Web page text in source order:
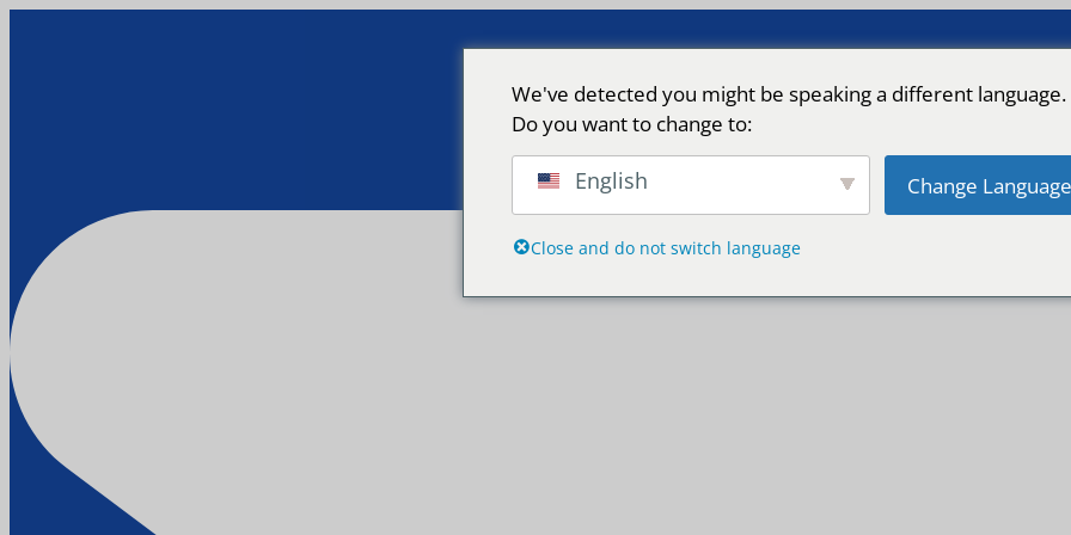
We've detected you might be speaking a different language.
Do you want to change to:
English Change Language
Close and do not switch language